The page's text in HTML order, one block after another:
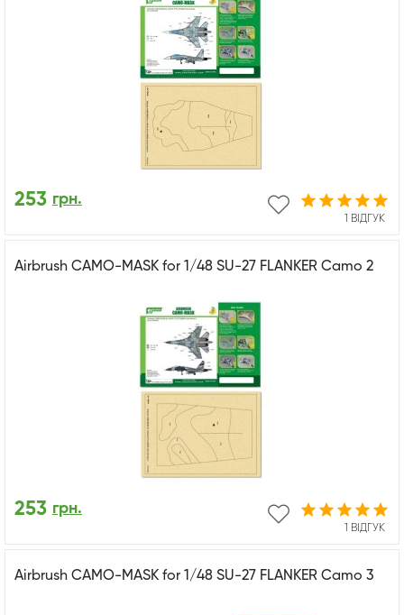
1 ВІДГУК
253 грн.
Airbrush CAMO-MASK for 1/48 SU-27 FLANKER Camo 2
1 ВІДГУК
253 грн.
Airbrush CAMO-MASK for 1/48 SU-27 FLANKER Camo 3